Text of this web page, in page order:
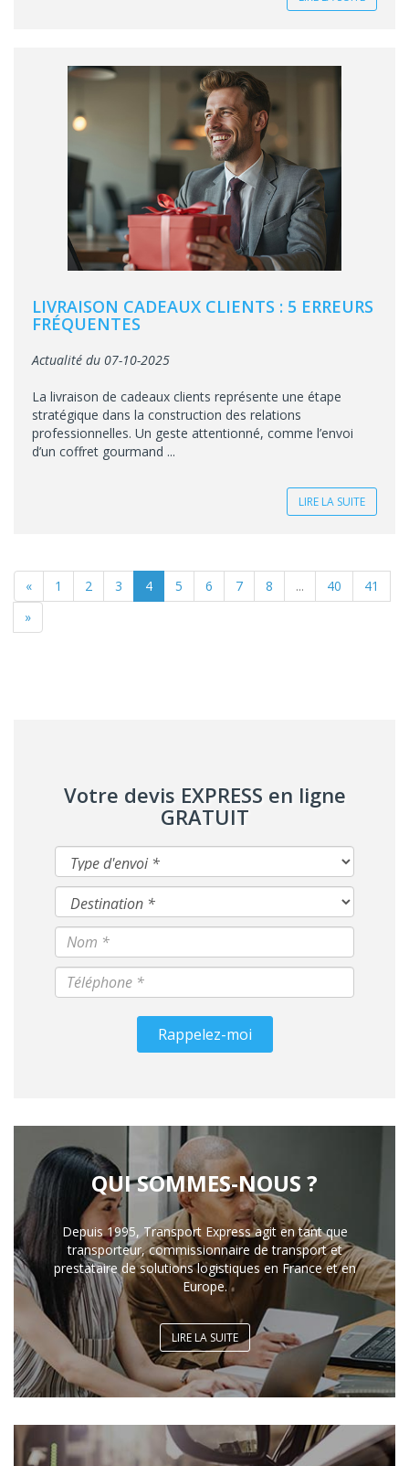
LIVRAISON CADEAUX CLIENTS : 5 ERREURS
FRÉQUENTES
Actualité du 07-10-2025
La livraison de cadeaux clients représente une étape
stratégique dans la construction des relations
professionnelles. Un geste attentionné, comme l’envoi
d’un coffret gourmand ...
LIRE LA SUITE
« 1 2 3 4 5 6 7 8 ... 40
41
»
Votre devis EXPRESS en ligne
GRATUIT
Rappelez-moi
QUI SOMMES-NOUS ?
Depuis 1995, Transport Express agit en tant que
transporteur, commissionnaire de transport et
prestataire de solutions logistiques en France et en
Europe.
LIRE LA SUITE